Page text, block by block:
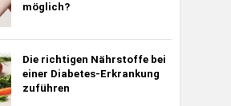
möglich?
Die richtigen Nährstoffe bei
einer Diabetes-Erkrankung
zuführen